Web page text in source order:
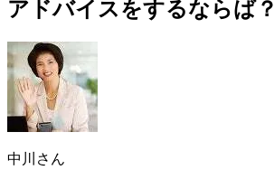
アドバイスをするならば？
中川さん